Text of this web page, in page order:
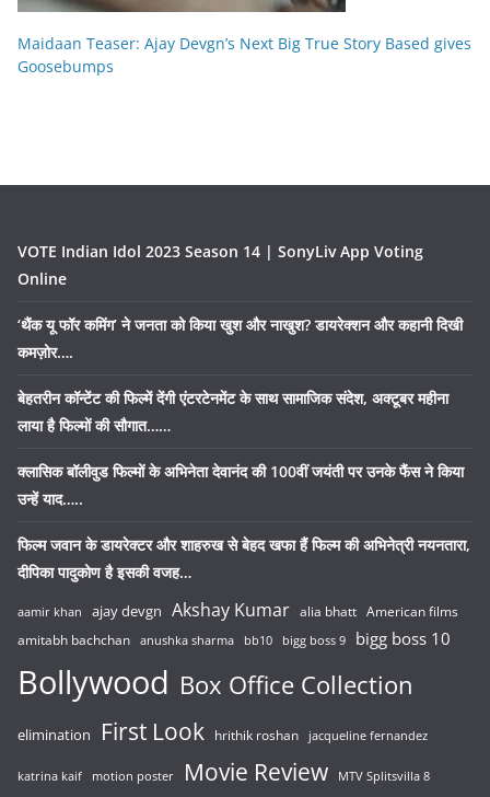
Maidaan Teaser: Ajay Devgn’s Next Big True Story Based gives
Goosebumps
VOTE Indian Idol 2023 Season 14 | SonyLiv App Voting
Online
‘थैंक यू फॉर कमिंग’ ने जनता को किया खुश और नाखुश? डायरेक्शन और कहानी दिखी
कमज़ोर….
बेहतरीन कॉन्टेंट की फिल्में देंगी एंटरटेनमेंट के साथ सामाजिक संदेश, अक्टूबर महीना
लाया है फिल्मों की सौगात……
क्लासिक बॉलीवुड फिल्मों के अभिनेता देवानंद की 100वीं जयंती पर उनके फैंस ने किया
उन्हें याद…..
फिल्म जवान के डायरेक्टर और शाहरुख से बेहद खफा हैं फिल्म की अभिनेत्री नयनतारा,
दीपिका पादुकोण है इसकी वजह…
aamir khan ajay devgn Akshay Kumar alia bhatt American films
amitabh bachchan anushka sharma bb10 bigg boss 9 bigg boss 10
Bollywood Box Office Collection
elimination First Look hrithik roshan jacqueline fernandez
katrina kaif motion poster Movie Review MTV Splitsvilla 8